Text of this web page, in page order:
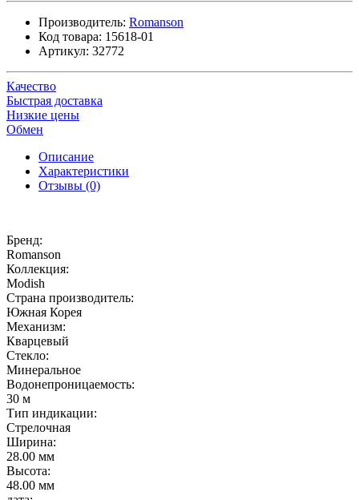
Производитель: Romanson
Код товара: 15618-01
Артикул: 32772
Качество
Быстрая доставка
Низкие цены
Обмен
Описание
Характеристики
Отзывы (0)
Бренд:
Romanson
Коллекция:
Modish
Страна производитель:
Южная Корея
Механизм:
Кварцевый
Стекло:
Минеральное
Водонепроницаемость:
30 м
Тип индикации:
Стрелочная
Ширина:
28.00 мм
Высота:
48.00 мм